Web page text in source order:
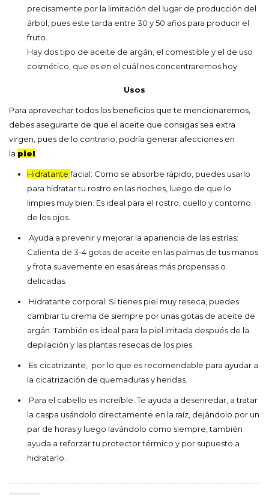
precisamente por la limitación del lugar de producción del
árbol, pues este tarda entre 30 y 50 años para producir el
fruto.
Hay dos tipo de aceite de argán, el comestible y el de uso
cosmético, que es en el cuál nos concentraremos hoy.
Usos
Para aprovechar todos los beneficios que te mencionaremos,
debes asegurarte de que el aceite que consigas sea extra
virgen, pues de lo contrario, podría generar afecciones en
la piel.
Hidratantefacial: Como se absorbe rápido, puedes usarlo
para hidratar tu rostro en las noches, luego de que lo
limpies muy bien. Es ideal para el rostro, cuello y contorno
de los ojos.
Ayuda a prevenir y mejorar la apariencia de las estrías:
Calienta de 3-4 gotas de aceite en las palmas de tus manos
y frota suavemente en esas áreas más propensas o
delicadas.
Hidratante corporal: Si tienes piel muy reseca, puedes
cambiar tu crema de siempre por unas gotas de aceite de
argán. También es ideal para la piel irritada después de la
depilación y las plantas resecas de los pies.
Es cicatrizante, por lo que es recomendable para ayudar a
la cicatrización de quemaduras y heridas.
Para el cabello es increíble. Te ayuda a desenredar, a tratar
la caspa usándolo directamente en la raíz, dejándolo por un
par de horas y luego lavándolo como siempre, también
ayuda a reforzar tu protector térmico y por supuesto a
hidratarlo.